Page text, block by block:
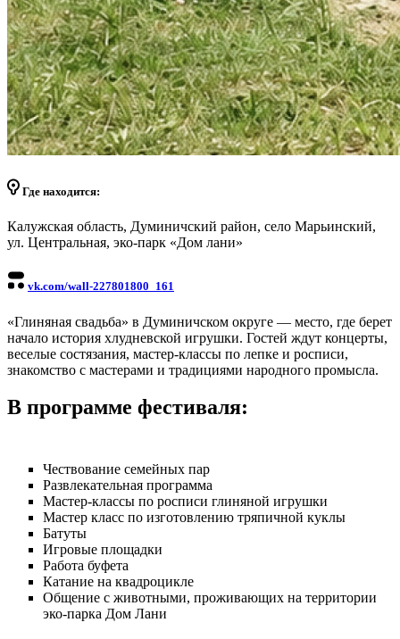
Где находится:
Калужская область, Думиничский район, село Марьинский,
ул. Центральная, эко-парк «Дом лани»
vk.com/wall-227801800_161
«Глиняная свадьба» в Думиничском округе — место, где берет
начало история хлудневской игрушки. Гостей ждут концерты,
веселые состязания, мастер-классы по лепке и росписи,
знакомство с мастерами и традициями народного промысла.
В программе фестиваля:
Чествование семейных пар
Развлекательная программа
Мастер-классы по росписи глиняной игрушки
Мастер класс по изготовлению тряпичной куклы
Батуты
Игровые площадки
Работа буфета
Катание на квадроцикле
Общение с животными, проживающих на территории
эко-парка Дом Лани